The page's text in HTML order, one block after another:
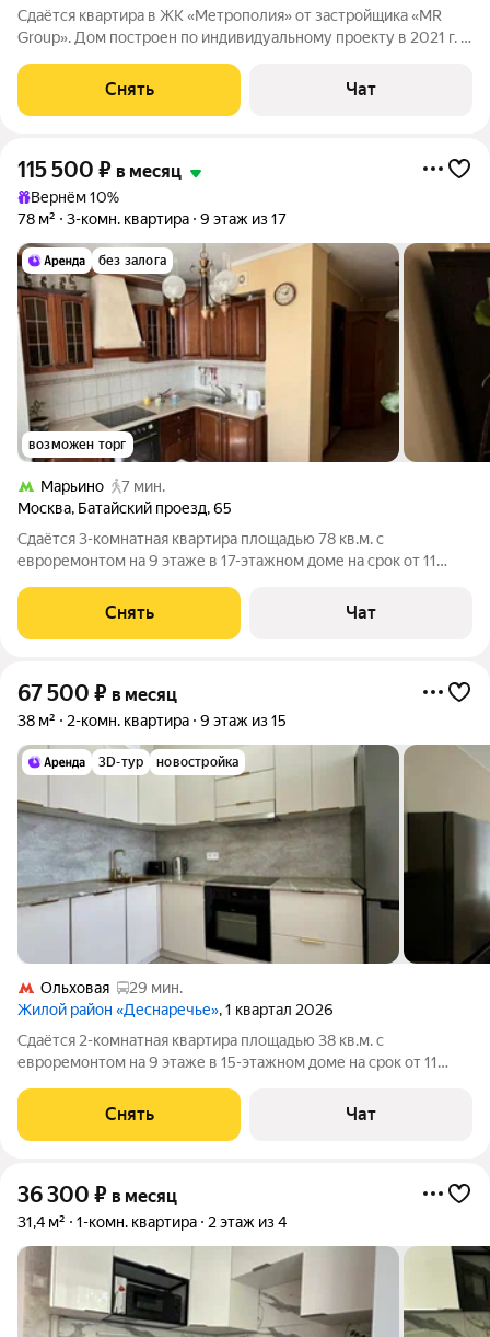
Сдаётся квартира в ЖК «Метрополия» от застройщика «MR
Group». Дом построен по индивидуальному проекту в 2021 г. О
стиральная и посудомоечная машины, холодильник, телевизор
Мебель: кухонный
Снять Чат
115 500 ₽ в месяц
Вернём 10%
78 м²
3-комн. квартира 9 этаж из 17
без залога
возможен торг
Марьино
7 мин.
Москва, Батайский проезд,65
Сдаётся 3-комнатная квартира площадью 78 кв.м. с
евроремонтом на 9 этаже в 17-этажном доме на срок от 11
Стиральная машина Холодильник Дом - панельный.
Коммунальные услуги по счетчикам оплачиваются
Снять Чат
67 500 ₽ в месяц
38 м² 2-комн. квартира 9 этаж из 15
3D-тур новостройка
Ольховая
29 мин.
Жилой район «Деснаречье», 1 квартал 2026
Сдаётся 2-комнатная квартира площадью 38 кв.м. с
евроремонтом на 9 этаже в 15-этажном доме на срок от 11
Стиральная машина Холодильник Посудомоечная машина Дом
- монолитный, окна выходят во двор.
Снять Чат
36 300 ₽ в месяц
31,4 м² 1-комн. квартира 2 этаж из 4